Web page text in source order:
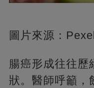
圖片來源：
腸癌形成往往歷
狀。醫師呼籲，